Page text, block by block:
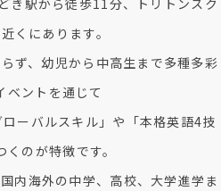
き駅から徒歩11分、トリトンスク
くにあります。
ず、幼児から中高生まで多種多彩
ベントを通じて
ーバルスキル」や「本格英語4技
のが特徴です。
内海外の中学、高校、大学進学ま